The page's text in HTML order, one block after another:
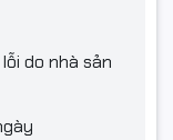
do nhà sản